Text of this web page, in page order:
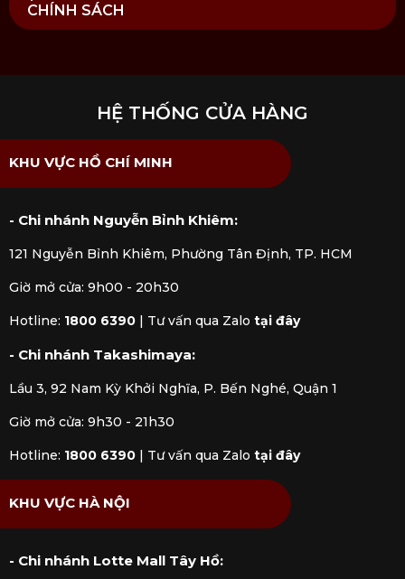
CHÍNH SÁCH
HỆ THỐNG CỬA HÀNG
KHU VỰC HỒ CHÍ MINH
- Chi nhánh Nguyễn Bỉnh Khiêm:
121 Nguyễn Bỉnh Khiêm, Phường Tân Định, TP. HCM
Giờ mở cửa: 9h00 - 20h30
Hotline: 1800 6390 | Tư vấn qua Zalo tại đây
- Chi nhánh Takashimaya:
Lầu 3, 92 Nam Kỳ Khởi Nghĩa, P. Bến Nghé, Quận 1
Giờ mở cửa: 9h30 - 21h30
Hotline: 1800 6390 | Tư vấn qua Zalo tại đây
KHU VỰC HÀ NỘI
- Chi nhánh Lotte Mall Tây Hồ: